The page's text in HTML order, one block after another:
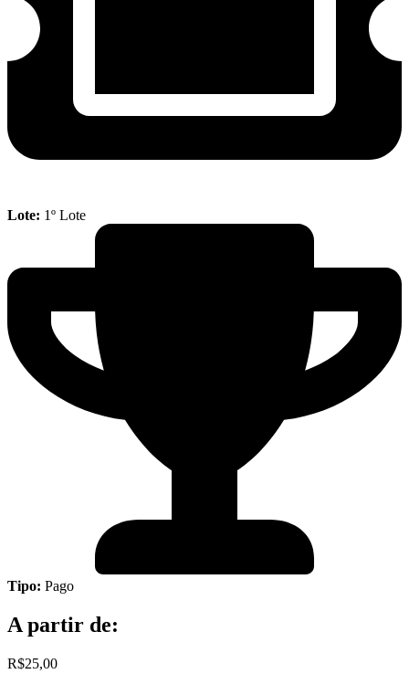
Lote: 1º Lote
Tipo: Pago
A partir de:
R$25,00